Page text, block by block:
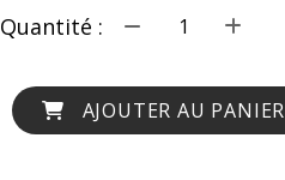
Quantité :
AJOUTER AU PANIER